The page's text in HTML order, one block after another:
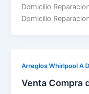
Domicilio
Domicilio
Arreglos Whirlpool A
Venta Compra